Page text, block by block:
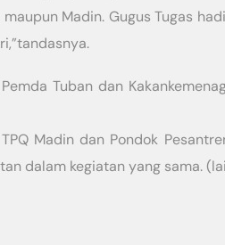
Madin. Gugus Tugas
Tuban dan
Madin dan Pondok
dalam kegiatan yang sama.